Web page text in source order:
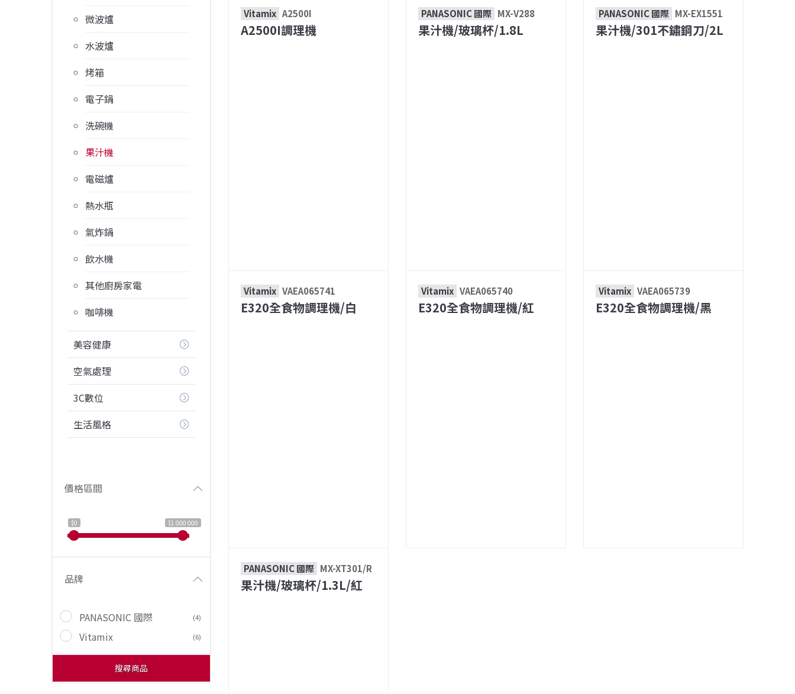
微波爐
水波爐
烤箱
電子鍋
洗碗機
果汁機
電磁爐
熱水瓶
氣炸鍋
飲水機
其他廚房家電
咖啡機
美容健康
空氣處理
3C數位
生活風格
價格區間
$0 $1 000 000
品牌
PANASONIC 國際 (4)
Vitamix (6)
搜尋商品
Vitamix A2500I
A2500I調理機
PANASONIC 國際 MX-V288
果汁機/玻璃杯/1.8L
PANASONIC 國際 MX-EX1551
果汁機/301不鏽鋼刀/2L
Vitamix VAEA065741
E320全食物調理機/白
Vitamix VAEA065740
E320全食物調理機/紅
Vitamix VAEA065739
E320全食物調理機/黑
PANASONIC 國際 MX-XT301/R
果汁機/玻璃杯/1.3L/紅